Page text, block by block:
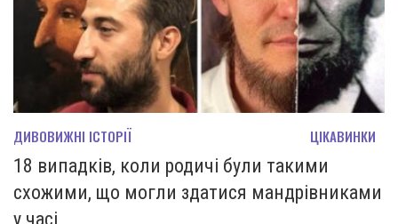
ДИВОВИЖНІ ІСТОРІЇ ЦІКАВИНКИ
18 випадків, коли родичі були такими
схожими, що могли здатися мандрівниками
у часі